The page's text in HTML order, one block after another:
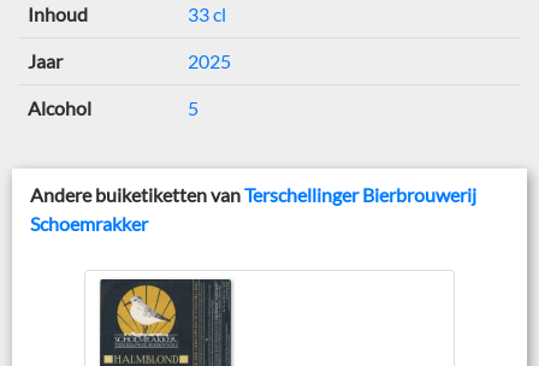
Inhoud 33 cl
Jaar 2025
Alcohol 5
Andere buiketiketten vanTerschellinger Bierbrouwerij
Schoemrakker